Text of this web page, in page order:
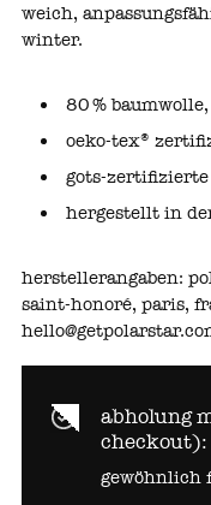
weich,
winter.
80 %
oeko‑tex®
hergestellt in
herstellerangaben:
saint‑honoré, paris,
abholung
checkout):
gewöhnlich